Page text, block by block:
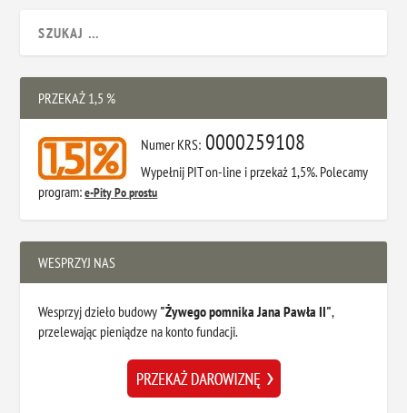
PRZEKAŻ 1,5 %
Numer KRS: 0000259108
Wypełnij PIT on-line i przekaż 1,5%. Polecamy
program:e-Pity Po prostu
WESPRZYJ NAS
Wesprzyj dzieło budowy "Żywego pomnika Jana Pawła II",
przelewając pieniądze na konto fundacji.